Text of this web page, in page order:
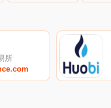
所